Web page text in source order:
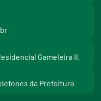
Gameleira II.
da Prefeitura